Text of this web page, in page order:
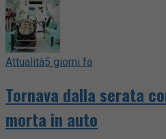
Attualità5 giorni fa
Tornava dalla serata
morta in auto